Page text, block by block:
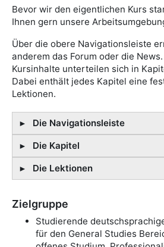
Bevor wir den eigentlichen Kurs
Ihnen gern unsere
Über die obere Navigationsleiste
anderem das Forum oder die
Kursinhalte unterteilen sich in
Dabei enthält jedes Kapitel eine
Lektionen.
Die Navigationsleiste
Dies ist die Navigationsleiste des
Kurses nicht benötigen.
Kursinhalt:Dort sind die
Sie beispielsweise aus der
Die Kapitel
Die Lektionen
Zielgruppe
Studierende
für den General Studies